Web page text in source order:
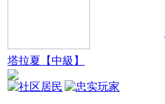
塔拉夏【中級】